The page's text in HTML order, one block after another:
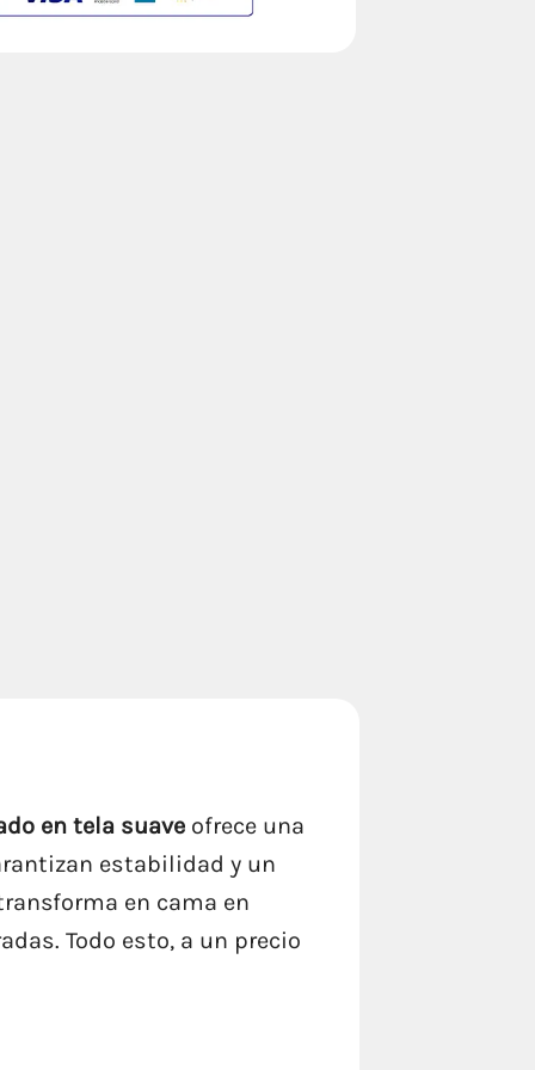
en tela suave ofrece una
estabilidad y un
en cama en
Todo esto, a un precio